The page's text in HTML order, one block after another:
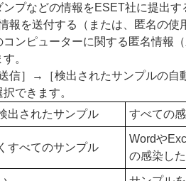
ンプなどの情報をESET社に提出
報を送付する（または、匿名の使
コンピューターに関する匿名情報
。
信］→［検出されたサンプルの自
できます。
出されたサンプル
すべての
すべてのサンプル
Wordや
の感染し